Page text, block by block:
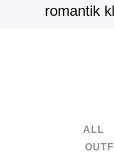
romantik
ALL